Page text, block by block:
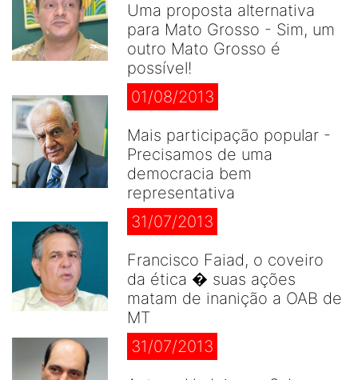
Uma proposta alternativa
para Mato Grosso - Sim, um
outro Mato Grosso é
possível!
01/08/2013
Mais participação popular -
Precisamos de uma
democracia bem
representativa
31/07/2013
Francisco Faiad, o coveiro
da ética � suas ações
matam de inanição a OAB de
MT
31/07/2013